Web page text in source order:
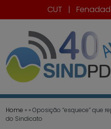
CUT |
Home » » Oposição “esquece” que
do Sindicato